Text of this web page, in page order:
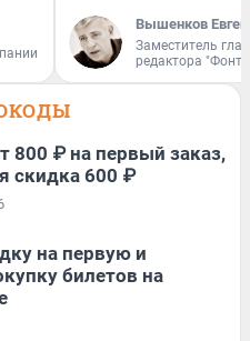
Вышенков
Заместитель
редактора
800 ₽ на первый заказ,
скидка 600 ₽
на первую и
билетов на